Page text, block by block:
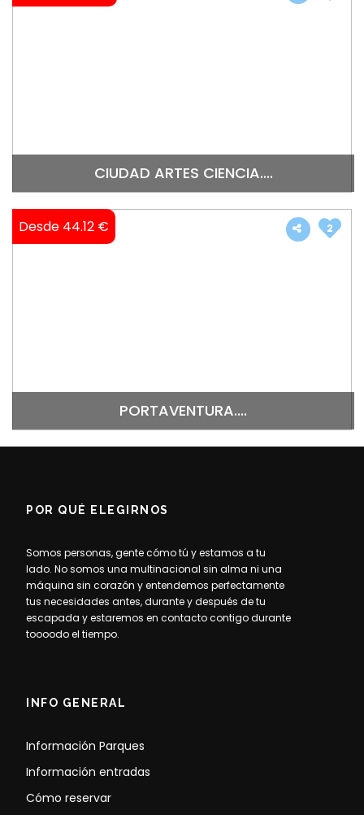
CIUDAD ARTES CIENCIA....
Desde 44.12 €
PORTAVENTURA....
2
POR QUÉ ELEGIRNOS
Somos personas, gente cómo tú y estamos a tu
lado. No somos una multinacional sin alma ni una
máquina sin corazón y entendemos perfectamente
tus necesidades antes, durante y después de tu
escapada y estaremos en contacto contigo durante
toooodo el tiempo.
INFO GENERAL
Información Parques
Información entradas
Cómo reservar